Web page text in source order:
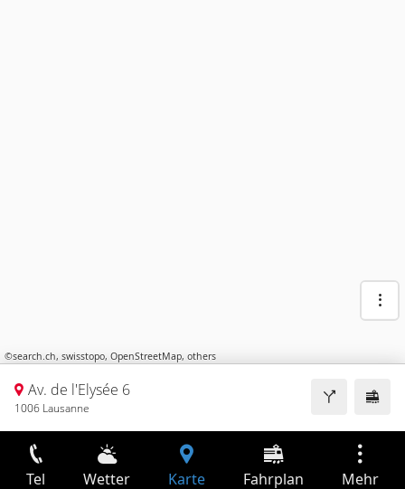
©search.ch, swisstopo, OpenStreetMap, others
Av. de l'Elysée 6
1006 Lausanne
Tel Wetter Karte Fahrplan Mehr